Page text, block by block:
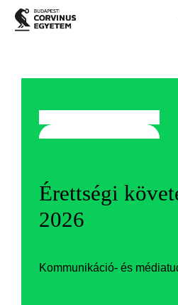
Érettségi
2026
Kommunikáció- és